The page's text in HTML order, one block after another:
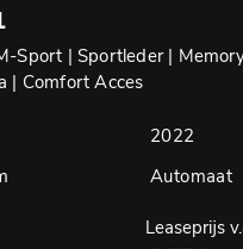
Sport | Sportleder |
| Comfort Acces
2022
Automaat
Leaseprijs